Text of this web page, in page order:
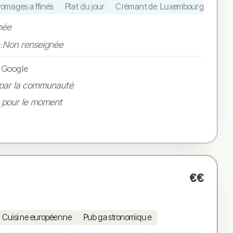
affinés Plat du jour Crémant de Luxembourg
Non renseignée
la communauté
le moment
€€
Cuisine européenne Pub gastronomique